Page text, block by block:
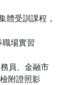
體受訓課程，
場實習
員、金融市
附證照影